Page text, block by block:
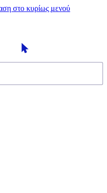
στο κυρίως μενού